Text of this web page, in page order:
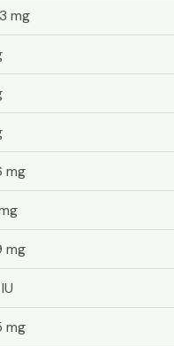
mg
mg
mg
mg